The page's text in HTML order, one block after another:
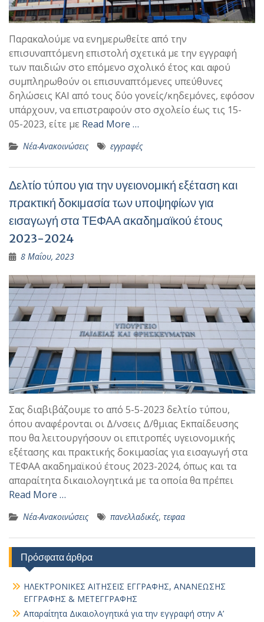
Παρακαλούμε να ενημερωθείτε από την
επισυναπτόμενη επιστολή σχετικά με την εγγραφή
των παιδιών στο επόμενο σχολικό έτος και αφού
συμπληρωθούν οι επισυναπτόμενες υπεύθυνες
δηλώσεις ΚΑΙ από τους δύο γονείς/κηδεμόνες, εφόσον
υπάρχουν, να επιστραφούν στο σχολείο έως τις 15-
05-2023, είτε με Read More …
Νέα-Ανακοινώσεις εγγραφές
Δελτίο τύπου για την υγειονομική εξέταση και
πρακτική δοκιμασία των υποψηφίων για
εισαγωγή στα ΤΕΦΑΑ ακαδημαϊκού έτους
2023-2024
8 Μαΐου, 2023
Σας διαβιβάζουμε το από 5-5-2023 δελτίο τύπου,
όπου αναφέρονται οι Δ/νσεις Δ/θμιας Εκπαίδευσης
που θα λειτουργήσουν οι επιτροπές υγειονομικής
εξέτασης και πρακτικής δοκιμασίας για εισαγωγή στα
ΤΕΦΑΑ ακαδημαϊκού έτους 2023-2024, όπως και τα
απαραίτητα δικαιολογητικά με τα οποία θα πρέπει
Read More …
Νέα-Ανακοινώσεις πανελλαδικές, τεφαα
Πρόσφατα άρθρα
ΗΛΕΚΤΡΟΝΙΚΕΣ ΑΙΤΗΣΕΙΣ ΕΓΓΡΑΦΗΣ, ΑΝΑΝΕΩΣΗΣ
ΕΓΓΡΑΦΗΣ & ΜΕΤΕΓΓΡΑΦΗΣ
Απαραίτητα Δικαιολογητικά για την εγγραφή στην Α’